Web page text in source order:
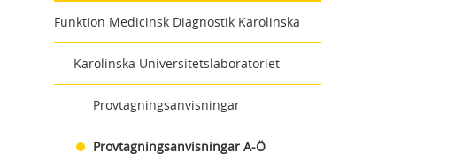
Funktion Medicinsk Diagnostik Karolinska
Karolinska Universitetslaboratoriet
Provtagningsanvisningar
Provtagningsanvisningar A-Ö